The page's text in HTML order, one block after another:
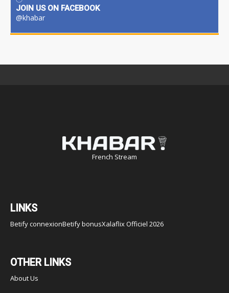
JOIN US ON FACEBOOK
@khabar
French Stream
LINKS
Betify connexionBetify bonusXalaflix Officiel 2026
OTHER LINKS
About Us